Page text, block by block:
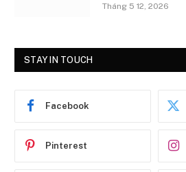
Tháng 5 12, 2026
STAY IN TOUCH
Facebook
Pinterest